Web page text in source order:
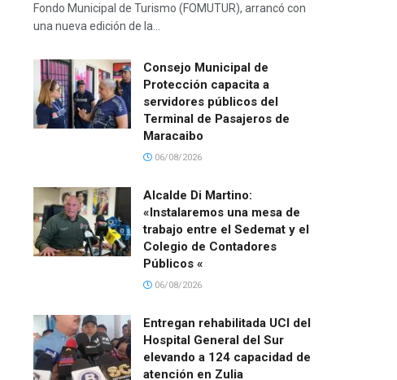
Fondo Municipal de Turismo (FOMUTUR), arrancó con
una nueva edición de la...
Consejo Municipal de
Protección capacita a
servidores públicos del
Terminal de Pasajeros de
Maracaibo
06/08/2026
Alcalde Di Martino:
«Instalaremos una mesa de
trabajo entre el Sedemat y el
Colegio de Contadores
Públicos «
06/08/2026
Entregan rehabilitada UCI del
Hospital General del Sur
elevando a 124 capacidad de
atención en Zulia